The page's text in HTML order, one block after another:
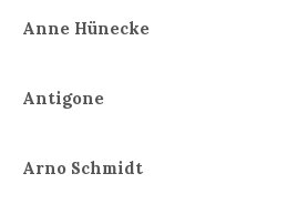
Anne Hünecke
Antigone
Arno Schmidt